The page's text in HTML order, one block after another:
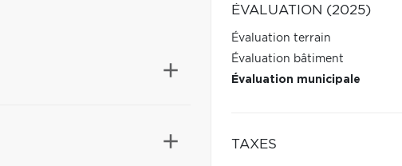
ÉVALUATION (2025)
Évaluation terrain
Évaluation bâtiment
Évaluation municipale
TAXES